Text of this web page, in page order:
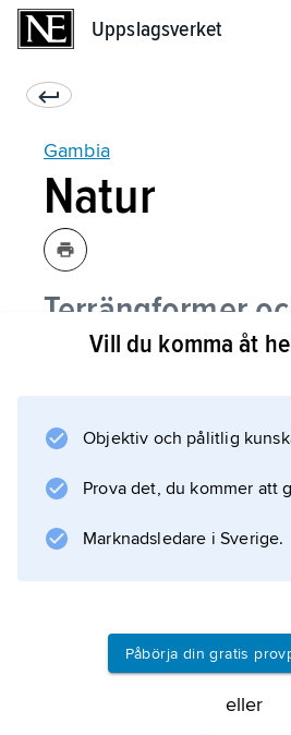
Uppslagsverket
Gambia
Natur
Terrängformer
berggrund
Växt- och djurliv
Naturskydd
Information om
Vill du komma åt
Objektiv och pålitlig
Prova det, du kommer att
Marknadsledare i Sverige.
Påbörja din gratis
eller